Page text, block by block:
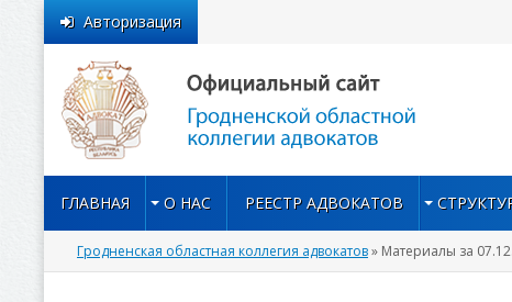
Авторизация
ГЛАВНАЯ О НАС РЕЕСТР АДВОКАТОВ
Гродненская областная коллегия адвокатов» Материалы за